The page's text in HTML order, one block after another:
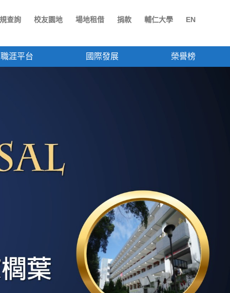
查詢 校友園地 場地租借 捐款 輔仁大學 EN
職涯平台 國際發展 榮譽榜